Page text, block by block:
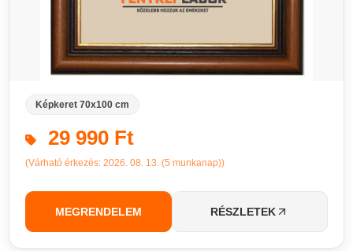
Képkeret 70x100 cm
29 990 Ft
(Várható érkezés: 2026. 08. 13. (5 munkanap))
MEGRENDELEM RÉSZLETEK